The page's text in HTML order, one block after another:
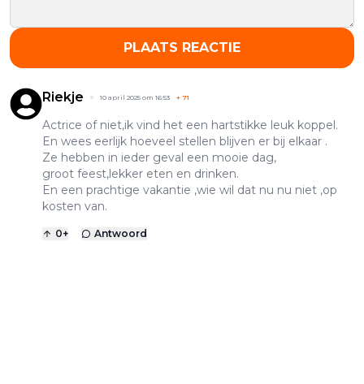
PLAATS REACTIE
Riekje 10 april 2025 om 16:53 + 71
Actrice of niet,ik vind het een hartstikke leuk koppel.
En wees eerlijk hoeveel stellen blijven er bij elkaar .
Ze hebben in ieder geval een mooie dag,
groot feest,lekker eten en drinken.
En een prachtige vakantie ,wie wil dat nu nu niet ,op
kosten van.
0+ Antwoord